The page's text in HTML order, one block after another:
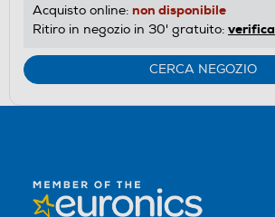
Acquisto online: non disponibile
Ritiro in negozio in 30' gratuito: verifica
CERCA NEGOZIO